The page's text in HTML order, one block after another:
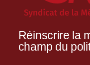
Réinscrire la
champ du